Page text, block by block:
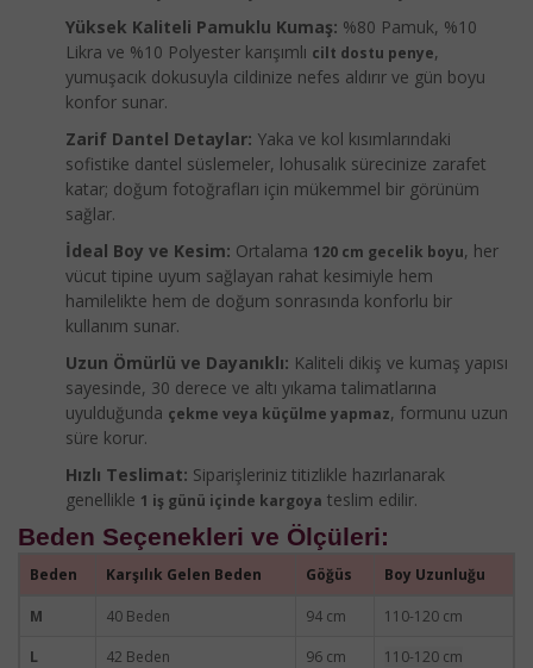
Yüksek Kaliteli Pamuklu Kumaş: %80 Pamuk, %10
Likra ve %10 Polyester karışımlı cilt dostu penye,
yumuşacık dokusuyla cildinize nefes aldırır ve gün boyu
konfor sunar.
Zarif Dantel Detaylar: Yaka ve kol kısımlarındaki
sofistike dantel süslemeler, lohusalık sürecinize zarafet
katar; doğum fotoğrafları için mükemmel bir görünüm
sağlar.
İdeal Boy ve Kesim: Ortalama 120 cm gecelik boyu, her
vücut tipine uyum sağlayan rahat kesimiyle hem
hamilelikte hem de doğum sonrasında konforlu bir
kullanım sunar.
Uzun Ömürlü ve Dayanıklı: Kaliteli dikiş ve kumaş yapısı
sayesinde, 30 derece ve altı yıkama talimatlarına
uyulduğunda çekme veya küçülme yapmaz, formunu uzun
süre korur.
Hızlı Teslimat: Siparişleriniz titizlikle hazırlanarak
genellikle 1 iş günü içinde kargoya teslim edilir.
Beden Seçenekleri ve Ölçüleri:
Beden Karşılık Gelen Beden Göğüs Boy Uzunluğu
M 40 Beden 94 cm
110-120 cm
L
42 Beden 96 cm
110-120 cm